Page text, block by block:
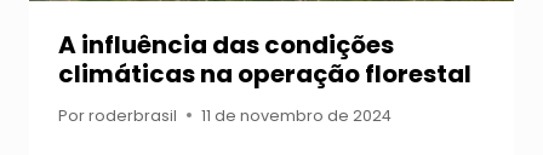
A influência das condições
climáticas na operação florestal
Porroderbrasil 11 de novembro de 2024